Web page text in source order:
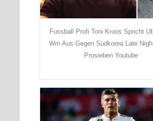
Fussball Profi Toni Kroos Spricht
Wm Aus Gegen Sudkorea Late
Prosieben Youtube